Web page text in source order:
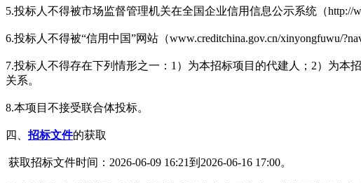
5.投标人不得被市场监督管理机关在全国企业信用信息公示系统（http://
6.投标人不得被“信用中国”网站（www.creditchina.gov.cn/xinyongfuwu/
7.投标人不得存在下列情形之一：1）为本招标项目的代建人；2）为
关系。
8.本项目不接受联合体投标。
四、 招标文件的获取
获取招标文件时间：2026-06-09 16:21到2026-06-16 17:00。